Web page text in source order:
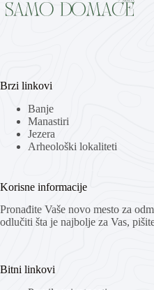
Brzi linkovi
Banje
Manastiri
Jezera
Arheološki lokaliteti
Korisne informacije
Pronađite Vaše novo mesto za
odlučiti šta je najbolje za Vas,
Bitni linkovi